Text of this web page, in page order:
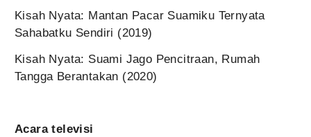
Kisah Nyata: Mantan Pacar Suamiku Ternyata
Sahabatku Sendiri (2019)
Kisah Nyata: Suami Jago Pencitraan, Rumah
Tangga Berantakan (2020)
Acara televisi